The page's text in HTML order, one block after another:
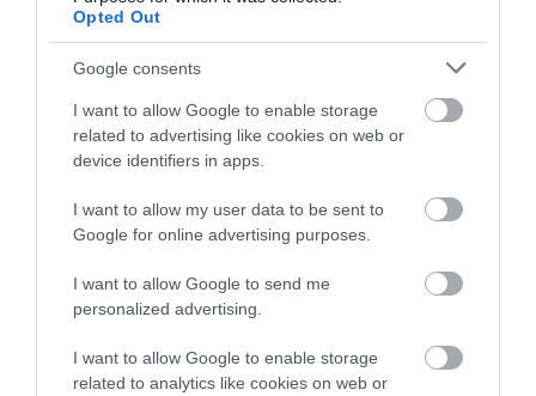
Opted Out
Google consents
I want to allow Google to enable storage
related to advertising like cookies on web or
device identifiers in apps.
I want to allow my user data to be sent to
Google for online advertising purposes.
I want to allow Google to send me
personalized advertising.
I want to allow Google to enable storage
related to analytics like cookies on web or
Ερμάριο Μεταλλικό IP55
Π800xΥ400xΒ250mm AX με
Διαθέσιμο Κατόπιν Παραγγελίας
433,94 €
Ερμάριο Μεταλλικό IP55
Π800xΥ400xΒ300mm AX με
Δύο Πόρτες
Διαθέσιμο Κατόπιν Παραγγελίας